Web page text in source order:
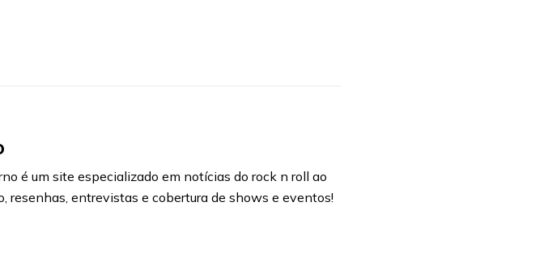
é um site especializado em notícias do rock n roll ao
resenhas, entrevistas e cobertura de shows e eventos!